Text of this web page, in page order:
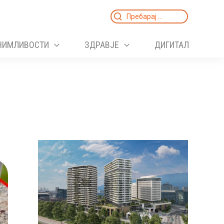
Search
ЗДРАВЈЕ ДИГИТАЛ